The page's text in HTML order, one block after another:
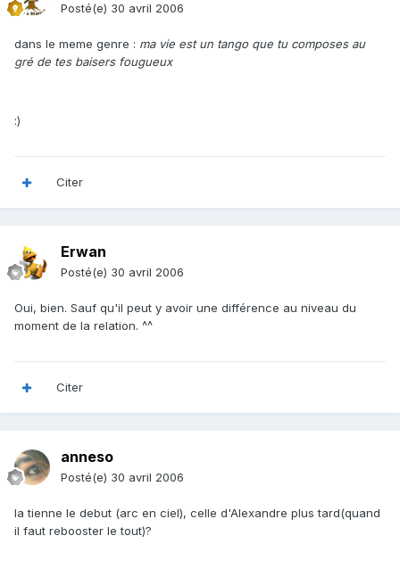
Posté(e) 30 avril 2006
dans le meme genre : ma vie est un tango que tu composes au
gré de tes baisers fougueux
:)
Citer
Erwan
Posté(e) 30 avril 2006
Oui, bien. Sauf qu'il peut y avoir une différence au niveau du
moment de la relation. ^^
Citer
anneso
Posté(e) 30 avril 2006
la tienne le debut (arc en ciel), celle d'Alexandre plus tard(quand
il faut rebooster le tout)?